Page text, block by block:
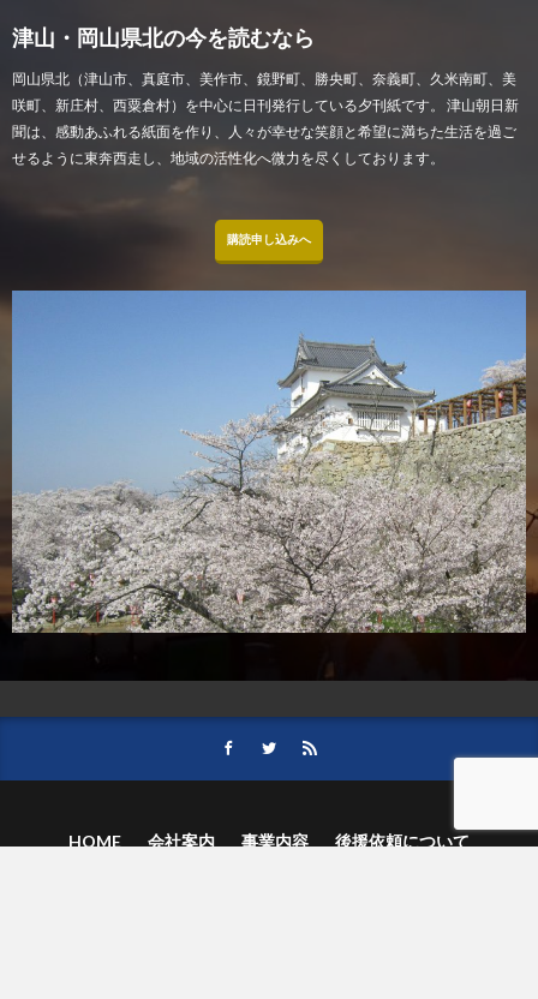
津山・岡山県北の今を読むなら
岡山県北（津山市、真庭市、美作市、鏡野町、勝央町、奈義町、久米南町、美
咲町、新庄村、西粟倉村）を中心に日刊発行している夕刊紙です。 津山朝日新
聞は、感動あふれる紙面を作り、人々が幸せな笑顔と希望に満ちた生活を過ご
せるように東奔西走し、地域の活性化へ微力を尽くしております。
購読申し込みへ
HOME 会社案内 事業内容
後援依頼について